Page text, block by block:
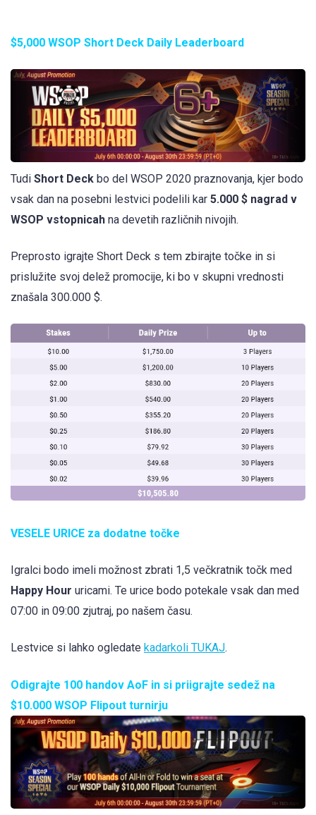
$5,000 WSOP Short Deck Daily Leaderboard
Tudi Short Deck bo del WSOP 2020 praznovanja, kjer bodo
vsak dan na posebni lestvici podelili kar 5.000 $ nagrad v
WSOP vstopnicah na devetih različnih nivojih.
Preprosto igrajte Short Deck s tem zbirajte točke in si
prislužite svoj delež promocije, ki bo v skupni vrednosti
znašala 300.000 $.
VESELE URICE za dodatne točke
Igralci bodo imeli možnost zbrati 1,5 večkratnik točk med
Happy Hour uricami. Te urice bodo potekale vsak dan med
07:00 in 09:00 zjutraj, po našem času.
Lestvice si lahko ogledate kadarkoli TUKAJ.
Odigrajte 100 handov AoF in si priigrajte sedež na
$10.000 WSOP Flipout turnirju